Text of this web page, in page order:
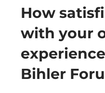
How
with your
Bihler